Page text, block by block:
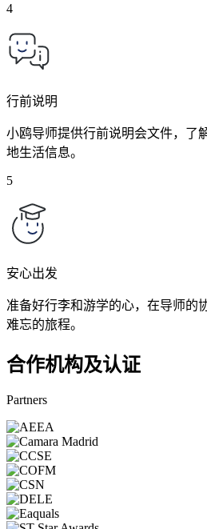
4
行前说明
小鸥导师提供行前说明会文件，了
地生活信息。
5
安心出发
准备好行李和游学的心，在导师的
难忘的旅程。
合作机构及认证
Partners